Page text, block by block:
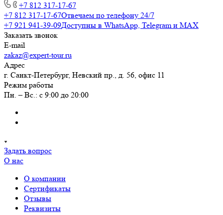
+7 812 317-17-67
+7 812 317-17-67Отвечаем по телефону 24/7
+7 921 941-39-09Доступны в WhatsApp, Telegram и MAX
Заказать звонок
E-mail
zakaz@expert-tour.ru
Адрес
г. Санкт-Петербург, Невский пр., д. 56, офис 11
Режим работы
Пн. – Вс.: с 9:00 до 20:00
Задать вопрос
О нас
О компании
Сертификаты
Отзывы
Реквизиты